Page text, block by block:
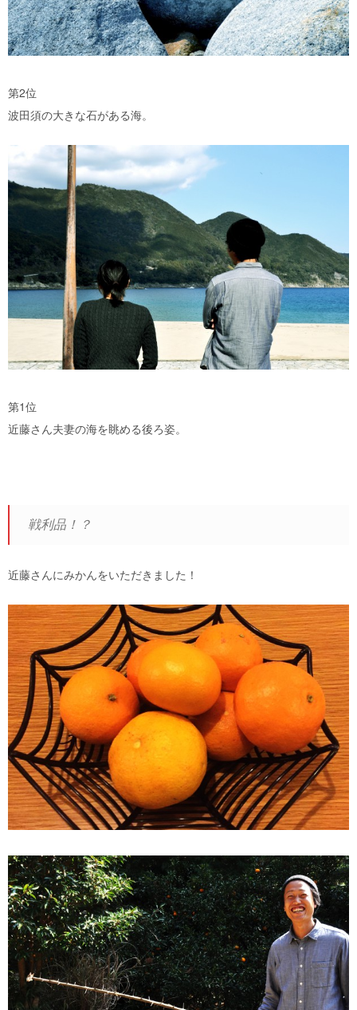
第2位
波田須の大きな石がある海。
第1位
近藤さん夫妻の海を眺める後ろ姿。
戦利品！？
近藤さんにみかんをいただきました！